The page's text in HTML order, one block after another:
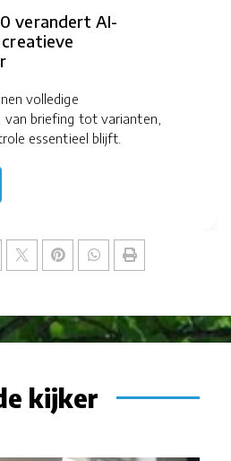
verandert AI-
volledige
van briefing tot varianten,
essentieel blijft.
kijker